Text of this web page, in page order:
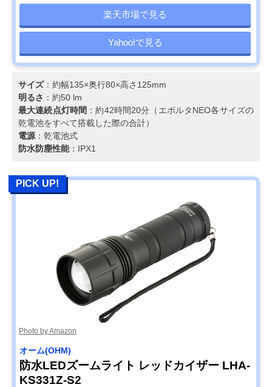
楽天市場で見る
Yahoo!で見る
サイズ：約幅135×奥行80×高さ125mm
明るさ ：約50 lm
最大連続点灯時間 ：約42時間20分（エボルタNEO各サイズの
乾電池をすべて搭載した際の合計）
電源 ：乾電池式
防水防塵性能：IPX1
PICK UP!
Photo by Amazon
オーム(OHM)
防水LEDズームライト レッドカイザー LHA-
KS331Z-S2